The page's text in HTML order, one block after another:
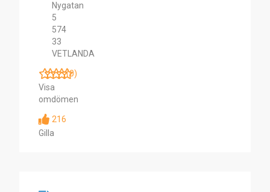
Nygatan
5
574
33
VETLANDA
(0)
Visa
omdömen
216
Gilla